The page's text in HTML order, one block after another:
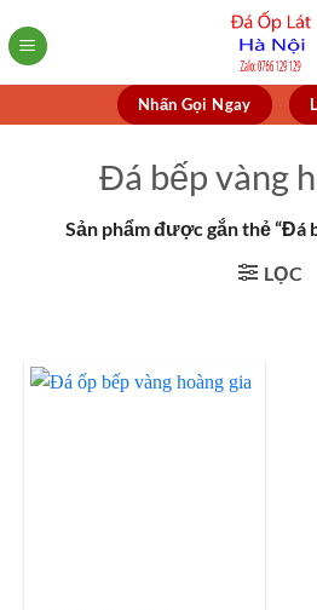
to
Nhấn Gọi Ngay
Đá bếp vàng
Sản phẩm được gắn thẻ “Đá
LỌC